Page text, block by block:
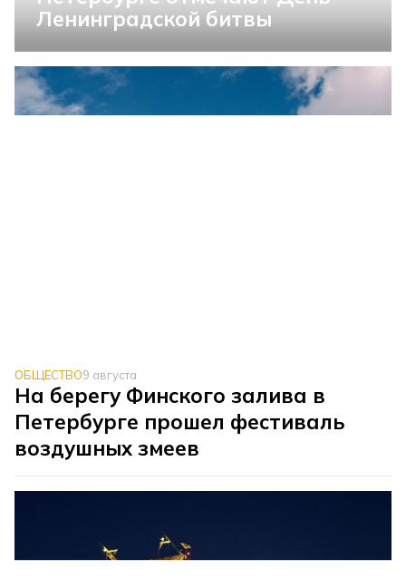
Ленинградской битвы
ОБЩЕСТВО9 августа
На берегу Финского залива в
Петербурге прошел фестиваль
воздушных змеев